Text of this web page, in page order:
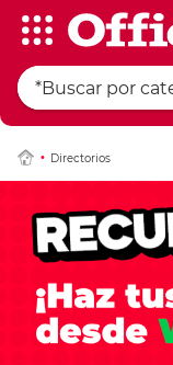
Directorios